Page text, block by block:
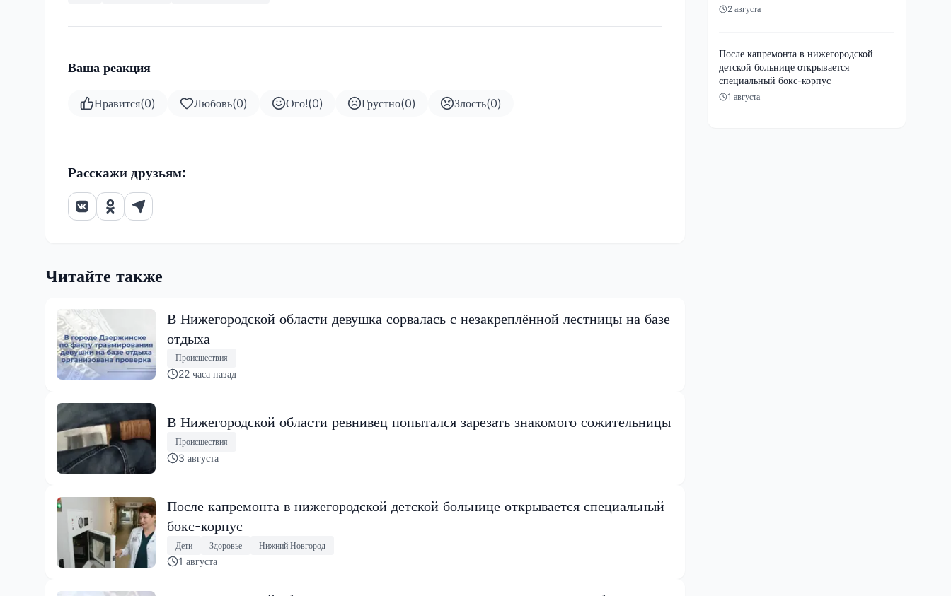
Ваша реакция
Нравится(0) Любовь(0) Ого!(0) Грустно(0) Злость(0)
Расскажи друзьям:
Читайте также
В Нижегородской области девушка сорвалась с незакреплённой лестницы на базе
отдыха
Происшествия
22 часа назад
В Нижегородской области ревнивец попытался зарезать знакомого сожительницы
Происшествия
3 августа
После капремонта в нижегородской детской больнице открывается специальный
бокс-корпус
Дети Здоровье Нижний Новгород
1 августа
2 августа
После капремонта в нижегородской
детской больнице открывается
специальный бокс-корпус
1 августа